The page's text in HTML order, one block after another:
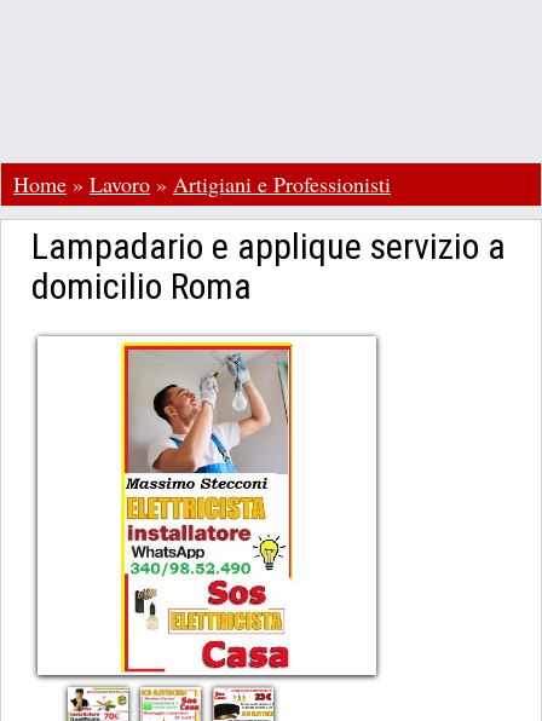
Home » Lavoro » Artigiani e Professionisti
Lampadario e applique servizio a
domicilio Roma